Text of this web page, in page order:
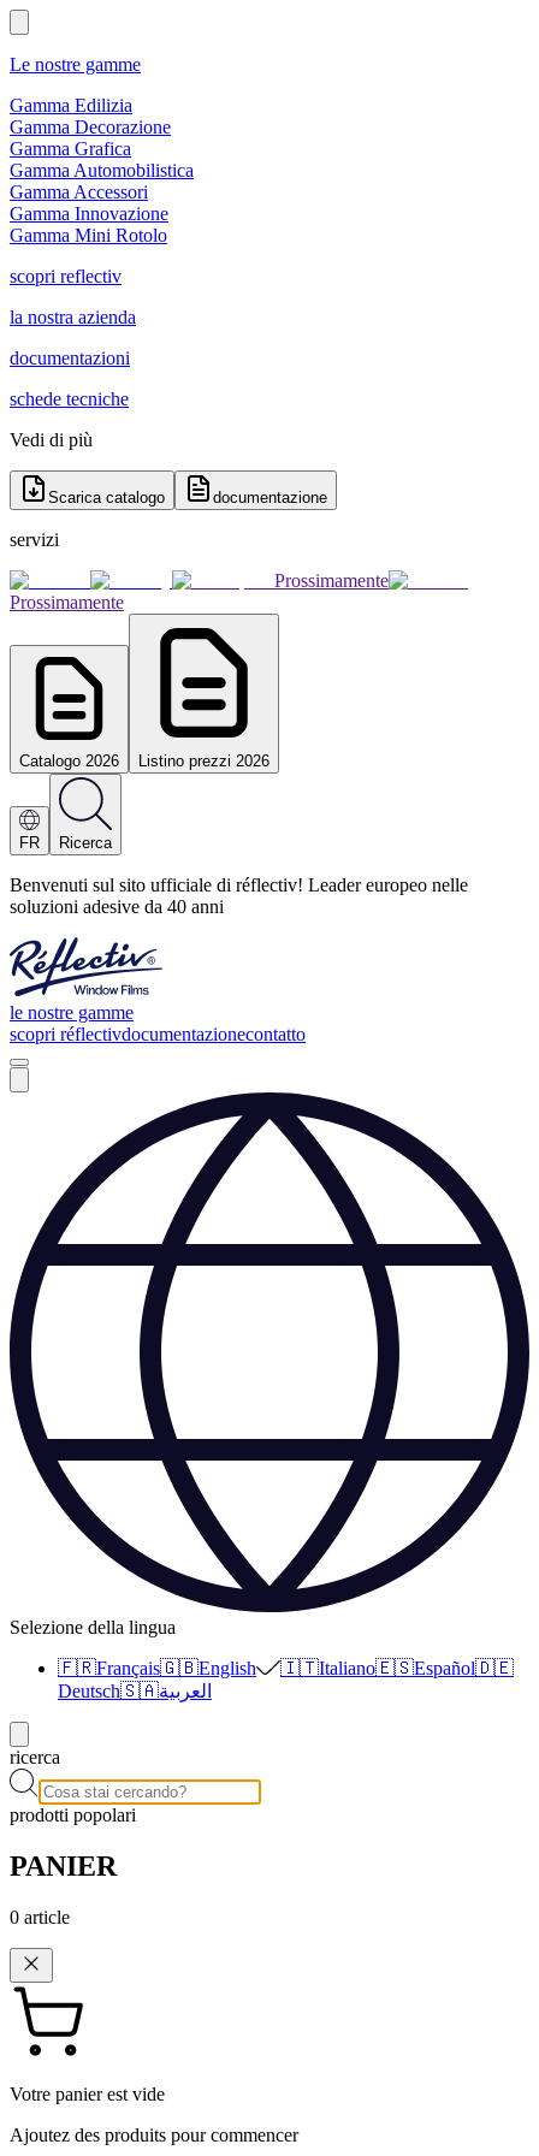
Le nostre gamme
Gamma Edilizia
Gamma Decorazione
Gamma Grafica
Gamma Automobilistica
Gamma Accessori
Gamma Innovazione
Gamma Mini Rotolo
scopri reflectiv
la nostra azienda
documentazioni
schede tecniche
Vedi di più
Scarica catalogo documentazione
servizi
Prossimamente
Prossimamente
Catalogo 2026 Listino prezzi 2026
FR Ricerca
Benvenuti sul sito ufficiale di réflectiv! Leader europeo nelle
soluzioni adesive da 40 anni
le nostre gamme
scopri réflectivdocumentazionecontatto
Selezione della lingua
🇫🇷Français🇬🇧English 🇮🇹Italiano🇪🇸Español🇩🇪
Deutsch🇸🇦العربية
ricerca
prodotti popolari
PANIER
0 article
Votre panier est vide
Ajoutez des produits pour commencer